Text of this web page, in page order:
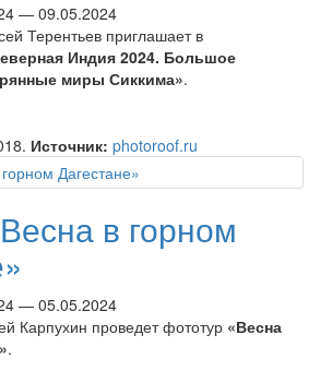
— 09.05.2024
Терентьев приглашает в
Индия 2024. Большое
миры Сиккима».
Источник: photoroof.ru
в горном
— 05.05.2024
Карпухин проведет фототур «Весна
.